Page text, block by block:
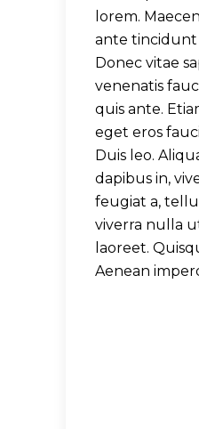
lorem.
ante tincidunt
Donec vitae
venenatis
quis ante.
eget eros
Duis leo.
dapibus in,
feugiat a,
viverra nulla
laoreet.
Aenean